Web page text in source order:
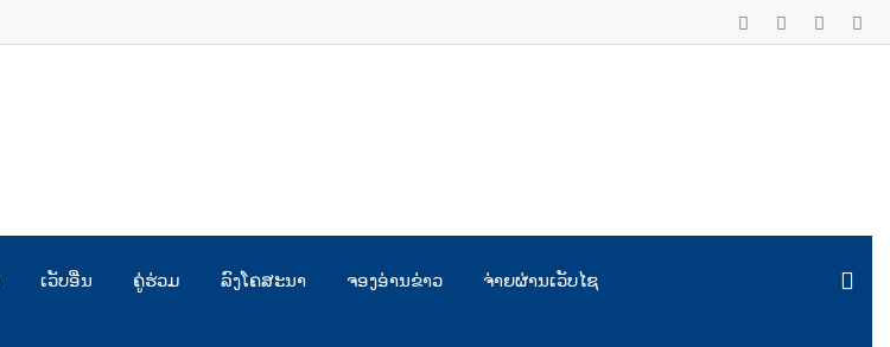
ເວັບອື່ນ ຄູ່ຮ່ວມ ລົງໂຄສະນາ ຈອງອ່ານຂ່າວ ຈ່າຍຜ່ານເວັບໄຊ